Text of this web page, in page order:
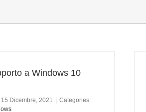
a Windows 10
15 Dicembre, 2021
Categories: